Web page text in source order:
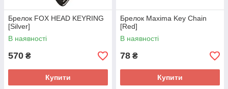
Брелок FOX HEAD KEYRING
[Silver]
В наявності
570 ₴
Купити
Брелок Maxima Key Chain
[Red]
В наявності
78 ₴
Купити